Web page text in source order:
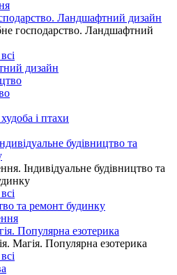
Ландшафтний дизайн
господарство. Ландшафтний
дизайн
і птахи
будівництво та
Індивідуальне будівництво та
та ремонт будинку
Популярна езотерика
Магія. Популярна езотерика